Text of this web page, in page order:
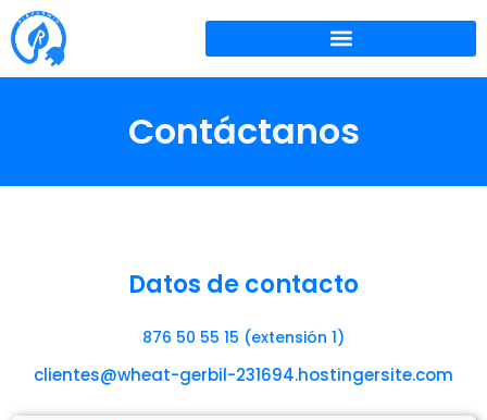
Contáctanos
Datos de contacto
876 50 55 15 (extensión 1)
clientes@wheat-gerbil-231694.hostingersite.com